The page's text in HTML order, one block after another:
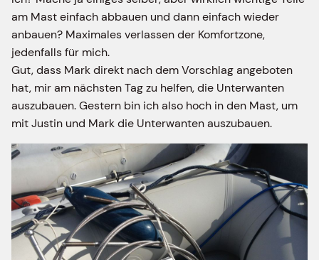
am Mast einfach abbauen und dann einfach wieder
anbauen? Maximales verlassen der Komfortzone,
jedenfalls für mich.
Gut, dass Mark direkt nach dem Vorschlag angeboten
hat, mir am nächsten Tag zu helfen, die Unterwanten
auszubauen. Gestern bin ich also hoch in den Mast, um
mit Justin und Mark die Unterwanten auszubauen.